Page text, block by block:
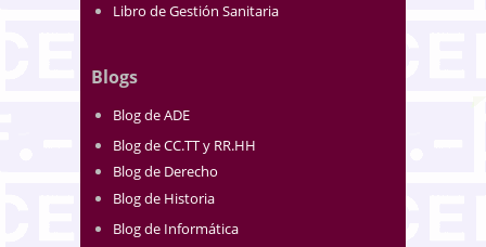
Libro de Gestión Sanitaria
Blogs
Blog de ADE
Blog de CC.TT y RR.HH
Blog de Derecho
Blog de Historia
Blog de Informática